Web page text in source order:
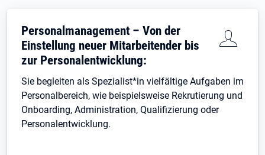
Personalmanagement – Von der
Einstellung neuer Mitarbeitender bis
zur Personalentwicklung:
Sie begleiten als Spezialist*in vielfältige Aufgaben im
Personalbereich, wie beispielsweise Rekrutierung und
Onboarding, Administration, Qualifizierung oder
Personalentwicklung.